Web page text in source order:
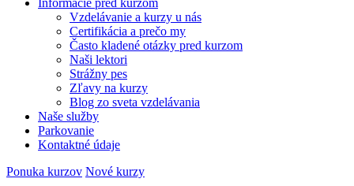
Informácie pred kurzom
Vzdelávanie a kurzy u nás
Certifikácia a prečo my
Často kladené otázky pred kurzom
Naši lektori
Strážny pes
Zľavy na kurzy
Blog zo sveta vzdelávania
Naše služby
Parkovanie
Kontaktné údaje
Ponuka kurzov Nové kurzy